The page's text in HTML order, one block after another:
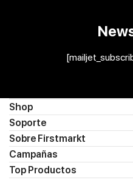
Shop
Soporte
Sobre Firstmarkt
Campañas
Top Productos